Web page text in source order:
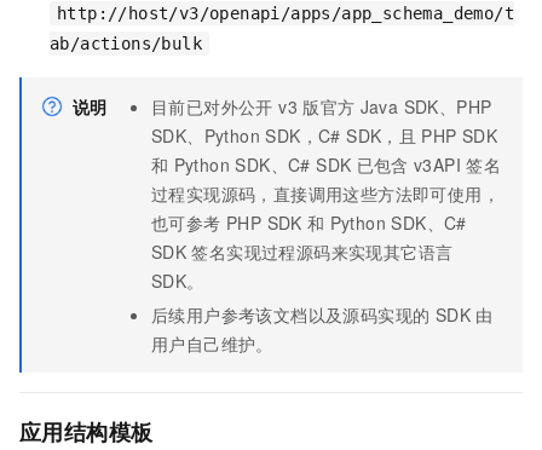
http://host/v3/openapi/apps/app_schema_demo/t
ab/actions/bulk
说明 目前已对外公开 v3 版官方 Java SDK、PHP
SDK、Python SDK，C# SDK，且 PHP SDK
和 Python SDK、C# SDK 已包含 v3API 签名
过程实现源码，直接调用这些方法即可使用，
也可参考 PHP SDK 和 Python SDK、C#
SDK 签名实现过程源码来实现其它语言
SDK。
后续用户参考该文档以及源码实现的 SDK 由
用户自己维护。
应用结构模板